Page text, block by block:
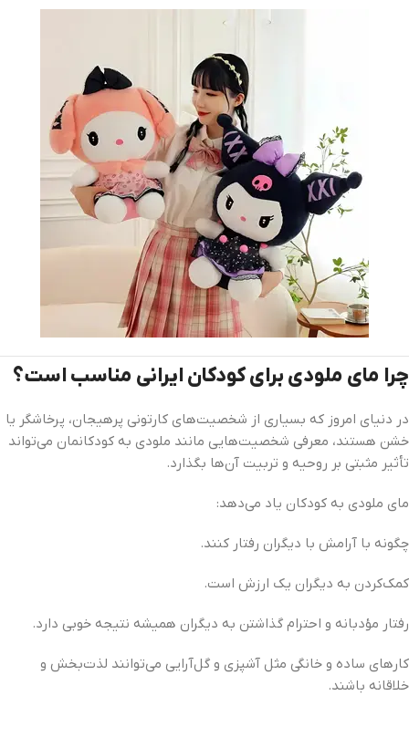
چرا مای ملودی برای کودکان ایرانی مناسب است؟
در دنیای امروز که بسیاری از شخصیت‌های کارتونی پرهیجان، پرخاشگر یا
خشن هستند، معرفی شخصیت‌هایی مانند ملودی به کودکانمان می‌تواند
تأثیر مثبتی بر روحیه و تربیت آن‌ها بگذارد.
مای ملودی به کودکان یاد می‌دهد:
چگونه با آرامش با دیگران رفتار کنند.
کمک‌کردن به دیگران یک ارزش است.
رفتار مؤدبانه و احترام گذاشتن به دیگران همیشه نتیجه خوبی دارد.
کارهای ساده و خانگی مثل آشپزی و گل‌آرایی می‌توانند لذت‌بخش و
خلاقانه باشند.